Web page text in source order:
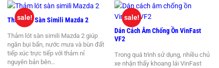
Thảm Lót Sàn Simili Mazda 2
Thảm lót sàn simili Mazda 2 giúp
ngăn bụi bẩn, nước mưa và bùn đất
tiếp xúc trực tiếp với thảm nỉ
nguyên bản bên…
sale!
Dán Cách Âm Chống Ồn VinFast
VF2
Trong quá trình sử dụng, nhiều chủ
xe nhận thấy khoang lái VinFast
sale!